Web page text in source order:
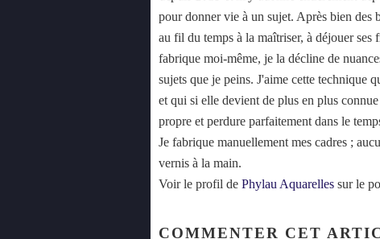
pour donner vie à un sujet. Après bien des
au fil du temps à la maîtriser, à déjouer ses
fabrique moi-même, je la décline de
sujets que je peins. J'aime cette technique
et qui si elle devient de plus en plus
propre et perdure parfaitement dans le
Je fabrique manuellement mes cadres ;
vernis à la main.
Voir le profil de Phylau Aquarelles sur le
COMMENTER CET